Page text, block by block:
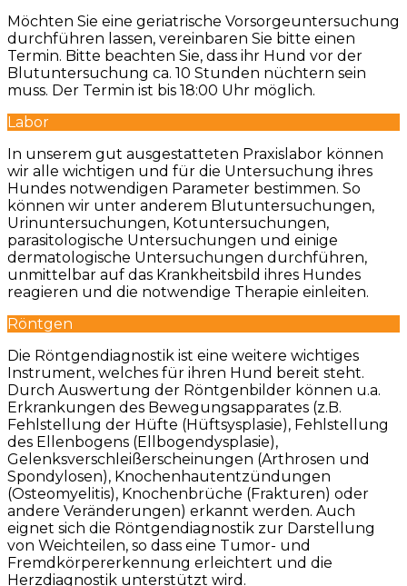
Möchten Sie eine geriatrische Vorsorgeuntersuchung
durchführen lassen, vereinbaren Sie bitte einen
Termin. Bitte beachten Sie, dass ihr Hund vor der
Blutuntersuchung ca. 10 Stunden nüchtern sein
muss. Der Termin ist bis 18:00 Uhr möglich.
Labor
In unserem gut ausgestatteten Praxislabor können
wir alle wichtigen und für die Untersuchung ihres
Hundes notwendigen Parameter bestimmen. So
können wir unter anderem Blutuntersuchungen,
Urinuntersuchungen, Kotuntersuchungen,
parasitologische Untersuchungen und einige
dermatologische Untersuchungen durchführen,
unmittelbar auf das Krankheitsbild ihres Hundes
reagieren und die notwendige Therapie einleiten.
Röntgen
Die Röntgendiagnostik ist eine weitere wichtiges
Instrument, welches für ihren Hund bereit steht.
Durch Auswertung der Röntgenbilder können u.a.
Erkrankungen des Bewegungsapparates (z.B.
Fehlstellung der Hüfte (Hüftsysplasie), Fehlstellung
des Ellenbogens (Ellbogendysplasie),
Gelenksverschleißerscheinungen (Arthrosen und
Spondylosen), Knochenhautentzündungen
(Osteomyelitis), Knochenbrüche (Frakturen) oder
andere Veränderungen) erkannt werden. Auch
eignet sich die Röntgendiagnostik zur Darstellung
von Weichteilen, so dass eine Tumor- und
Fremdkörpererkennung erleichtert und die
Herzdiagnostik unterstützt wird.